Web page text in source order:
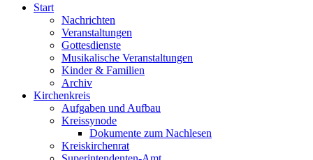
Start
Nachrichten
Veranstaltungen
Gottesdienste
Musikalische Veranstaltungen
Kinder & Familien
Archiv
Kirchenkreis
Aufgaben und Aufbau
Kreissynode
Dokumente zum Nachlesen
Kreiskirchenrat